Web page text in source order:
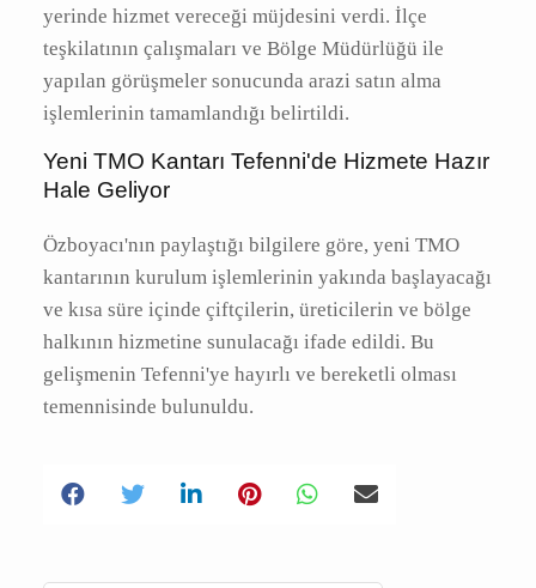
veren Toprak Mahsulleri Ofisi (TMO) kantarının
kendi yerinde hizmet vereceği müjdesini verdi.
İlçe teşkilatının çalışmaları ve Bölge
Müdürlüğü ile yapılan görüşmeler sonucunda
belirtildi.
Hazır Hale Geliyor
Özboyacı'nın paylaştığı bilgilere göre, yeni
TMO kantarının kurulum işlemlerinin yakında
başlayacağı ve kısa süre içinde çiftçilerin,
üreticilerin ve bölge halkının hizmetine
temennisinde bulunuldu.